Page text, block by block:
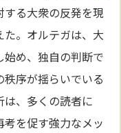
る大衆の反発を現
。オルテガは、大
始め、独自の判断で
序が揺らいでいる
は、多くの読者に
考を促す強力なメッ